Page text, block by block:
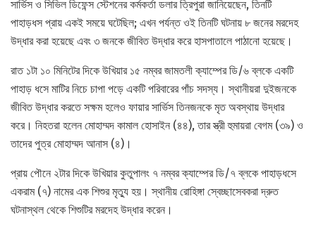
সার্ভিস ও সিভিল ডিফেন্স স্টেশনের কর্মকর্তা ডলার ত্রিপুরা জানিয়েছেন, তিনটি
পাহাড়ধস প্রায় একই সময়ে ঘটেছিল; এখন পর্যন্ত ওই তিনটি ঘটনায় ৮ জনের মরদেহ
উদ্ধার করা হয়েছে এবং ৩ জনকে জীবিত উদ্ধার করে হাসপাতালে পাঠানো হয়েছে।
রাত ১টা ১০ মিনিটের দিকে উখিয়ার ১৫ নম্বর জামতলী ক্যাম্পের ডি/৬ ব্লকে একটি
পাহাড় ধসে মাটির নিচে চাপা পড়ে একটি পরিবারের পাঁচ সদস্য। স্থানীয়রা দুইজনকে
জীবিত উদ্ধার করতে সক্ষম হলেও ফায়ার সার্ভিস তিনজনকে মৃত অবস্থায় উদ্ধার
করে। নিহতরা হলেন মোহাম্মদ কামাল হোসাইন (৪৪), তার স্ত্রী হুমায়রা বেগম (৩৯) ও
তাদের পুত্র মোহাম্মদ আনাস (৪)।
প্রায় পৌনে ২টার দিকে উখিয়ার কুতুপালং ৭ নম্বর ক্যাম্পের ডি/৭ ব্লকে পাহাড়ধসে
একরাম (৭) নামের এক শিশুর মৃত্যু হয়। স্থানীয় রোহিঙ্গা স্বেচ্ছাসেবকরা দ্রুত
ঘটনাস্থল থেকে শিশুটির মরদেহ উদ্ধার করেন।